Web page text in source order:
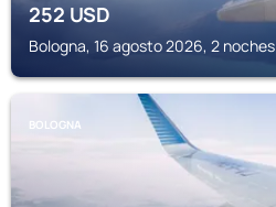
252USD
Bologna, 16 agosto 2026, 2 noches
BOLOGNA